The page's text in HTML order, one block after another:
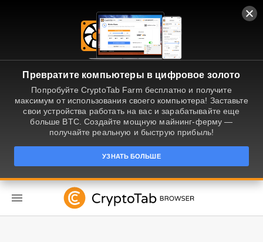
Превратите компьютеры в цифровое золото
Попробуйте CryptoTab Farm бесплатно и получите
максимум от использования своего компьютера! Заставьте
свои устройства работать на вас и зарабатывайте еще
больше BTC. Создайте мощную майнинг-ферму —
получайте реальную и быструю прибыль!
УЗНАТЬ БОЛЬШЕ